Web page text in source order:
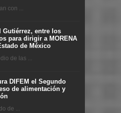
con ...
Gutiérrez, entre los
para dirigir a MORENA
de México
de las ...
DIFEM el Segundo
de alimentación y
de ...